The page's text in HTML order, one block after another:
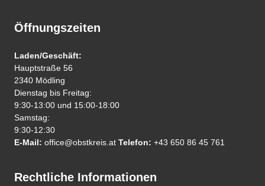
Öffnungszeiten
Laden/Geschäft:
Hauptstraße 56
2340 Mödling
Dienstag bis Freitag:
9:30-13:00 und 15:00-18:00
Samstag:
9:30-12:30
E-Mail: office@obstkreis.at Telefon: +43 650 86 45 761
Rechtliche Informationen